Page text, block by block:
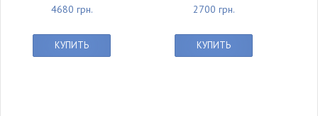
4680 грн.
КУПИТЬ
2700 грн.
КУПИТЬ